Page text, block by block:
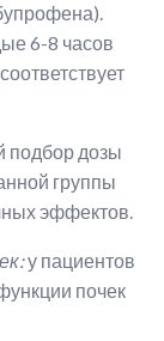
6-8 часов
подбор дозы
группы
эффектов.
у пациентов
почек